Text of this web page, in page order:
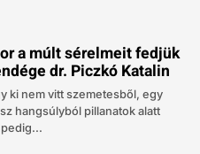
a múlt sérelmeit fedjük
dr. Piczkó Katalin
ki nem vitt szemetesből, egy
hangsúlyból pillanatok alatt